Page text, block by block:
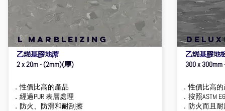
l marbleizing
乙烯基膠地蓆
2 x 20m - (2mm)(厚)
．性價比高的產品
．經過PUR 表層處理
．防火、防滑和耐刮擦
乙烯基膠地
300 x
．性價比高
．按照ASTM
．防火而且